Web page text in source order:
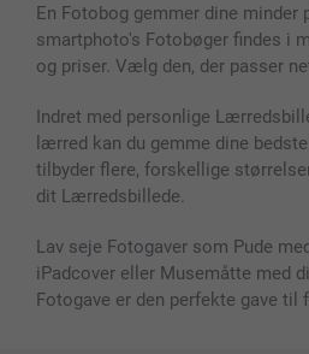
Cover til mobil & tablet
MyNameBook
Fotorammer & Tilbehør
Alle fotoprodukter
Sitemap
Betingelser og garantier
smartbonus
Priser & betaling
En Fotobog gemmer dine minder
smartphoto's Fotobøger findes i
og priser. Vælg den, der passer
Indret med personlige
lærred kan du gemme dine
tilbyder flere, forskellige
dit Lærredsbillede.
Lav seje Fotogaver som Pude
iPadcover eller Musemåtte med
Fotogave er den perfekte gave til